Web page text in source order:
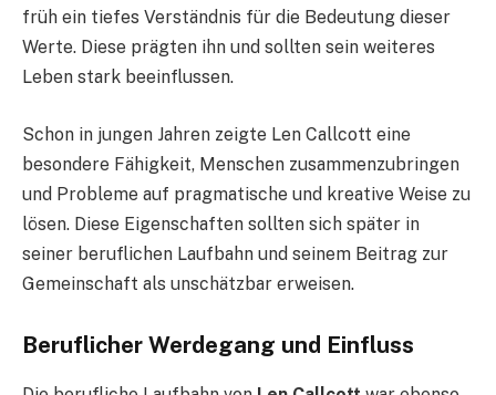
früh ein tiefes Verständnis für die Bedeutung dieser
Werte. Diese prägten ihn und sollten sein weiteres
Leben stark beeinflussen.
Schon in jungen Jahren zeigte Len Callcott eine
besondere Fähigkeit, Menschen zusammenzubringen
und Probleme auf pragmatische und kreative Weise zu
lösen. Diese Eigenschaften sollten sich später in
seiner beruflichen Laufbahn und seinem Beitrag zur
Gemeinschaft als unschätzbar erweisen.
Beruflicher Werdegang und Einfluss